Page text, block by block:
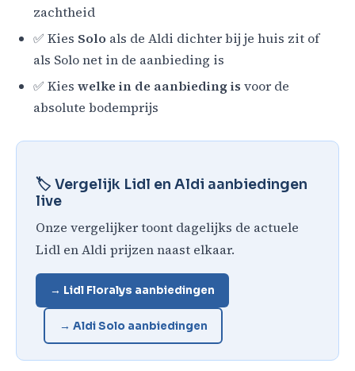
zachtheid
✅ Kies Solo als de Aldi dichter bij je huis zit of
als Solo net in de aanbieding is
✅ Kies welke in de aanbieding is voor de
absolute bodemprijs
🏷️ Vergelijk Lidl en Aldi aanbiedingen
live
Onze vergelijker toont dagelijks de actuele
Lidl en Aldi prijzen naast elkaar.
→ Lidl Floralys aanbiedingen
→ Aldi Solo aanbiedingen